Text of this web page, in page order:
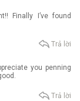
Finally I’ve found
you penning
Trả lời
Trả lời